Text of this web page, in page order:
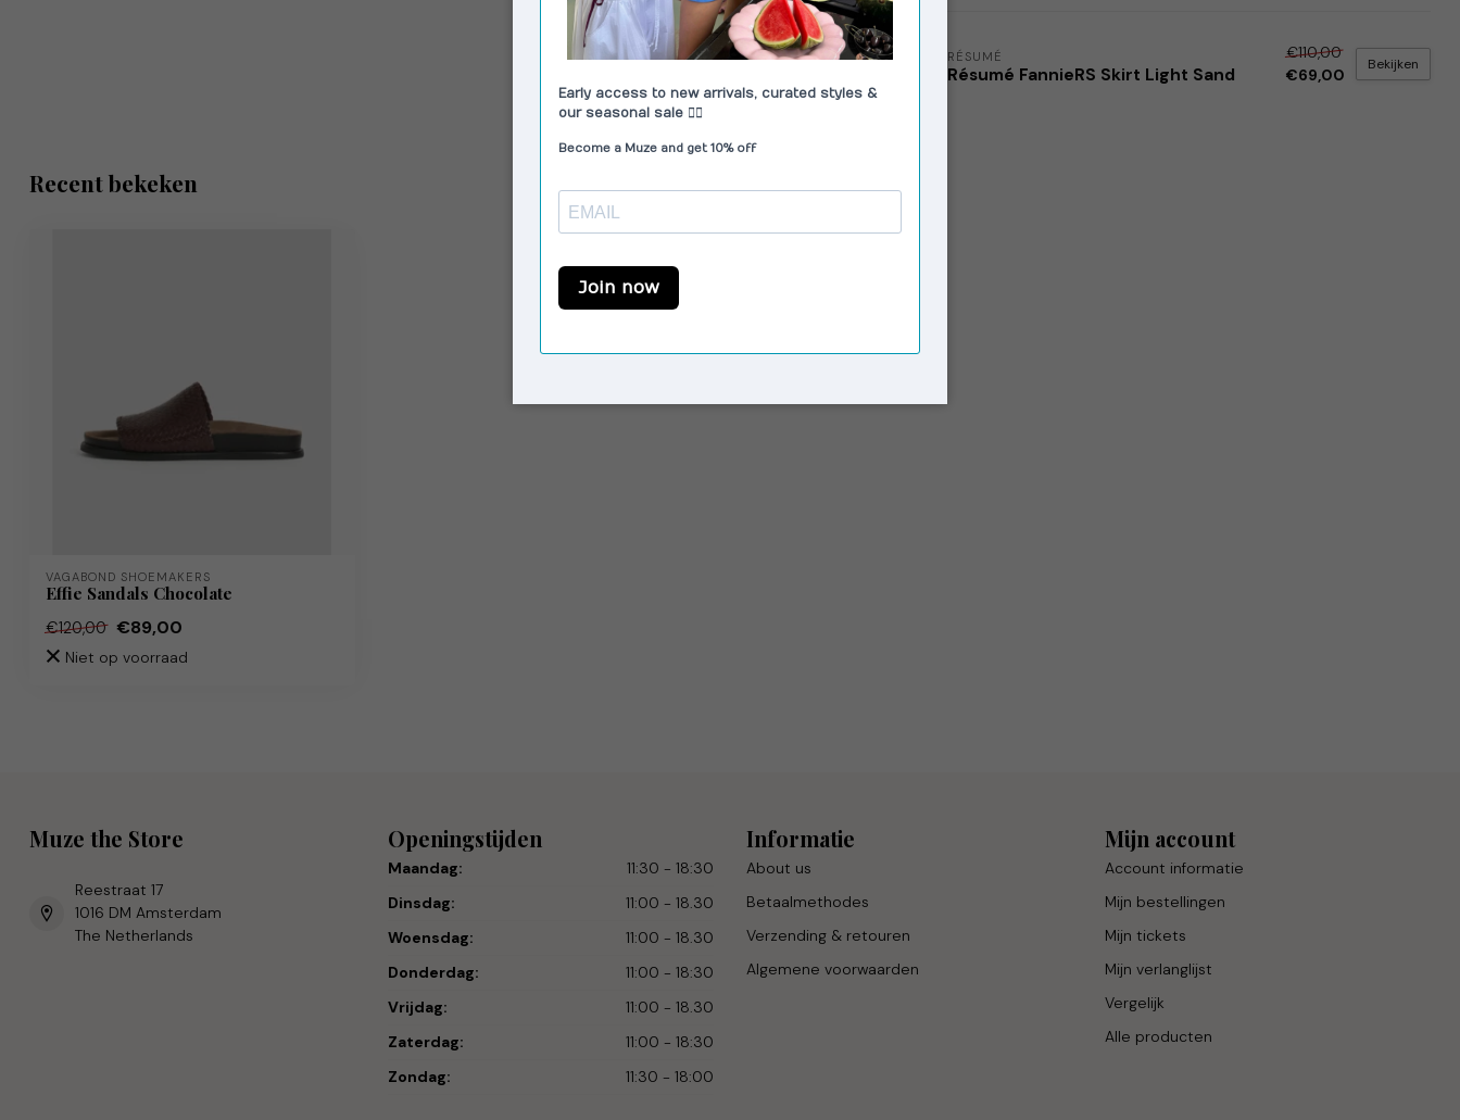
RÉSUMÉ
Résumé FannieRS Skirt Light Sand
€110,00
€69,00
Bekijken
Recent bekeken
VAGABOND SHOEMAKERS
Effie Sandals Chocolate
€120,00 €89,00
Niet op voorraad
Muze the Store
Reestraat 17
1016 DM Amsterdam
The Netherlands
Openingstijden
Maandag:
11:30 - 18:30
Dinsdag:
11:00 - 18.30
Woensdag:
11:00 - 18.30
Donderdag:
11:00 - 18:30
Vrijdag:
11:00 - 18.30
Zaterdag:
11:00 - 18:30
Zondag:
11:30 - 18:00
Informatie
About us
Betaalmethodes
Verzending & retouren
Algemene voorwaarden
Mijn account
Account informatie
Mijn bestellingen
Mijn tickets
Mijn verlanglijst
Vergelijk
Alle producten